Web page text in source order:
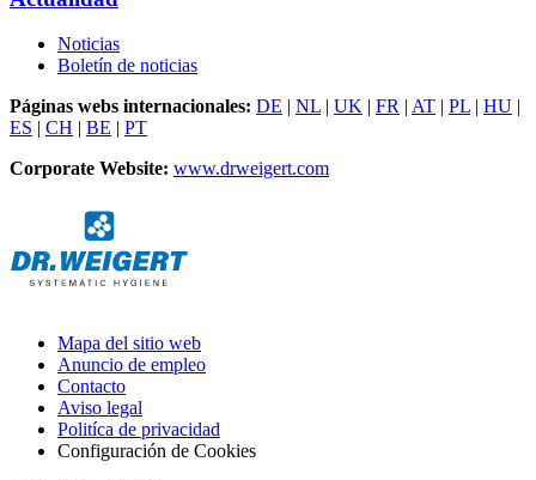
Noticias
Boletín de noticias
Páginas webs internacionales: DE | NL | UK | FR | AT | PL | HU |
ES | CH | BE | PT
Corporate Website: www.drweigert.com
Mapa del sitio web
Anuncio de empleo
Contacto
Aviso legal
Politíca de privacidad
Configuración de Cookies